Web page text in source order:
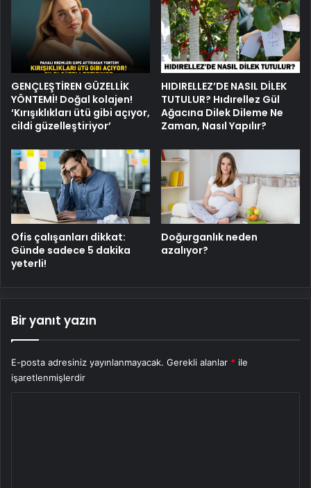
GENÇLEŞTİREN GÜZELLİK
YÖNTEMİ! Doğal kolajen!
‘Kırışıklıkları ütü gibi açıyor,
cildi güzelleştiriyor’
HIDIRELLEZ’DE NASIL DİLEK
TUTULUR? Hıdırellez Gül
Ağacına Dilek Dileme Ne
Zaman, Nasıl Yapılır?
Ofis çalışanları dikkat:
Günde sadece 5 dakika
yeterli!
Doğurganlık neden
azalıyor?
Bir yanıt yazın
E-posta adresiniz yayınlanmayacak. Gerekli alanlar * ile
işaretlenmişlerdir